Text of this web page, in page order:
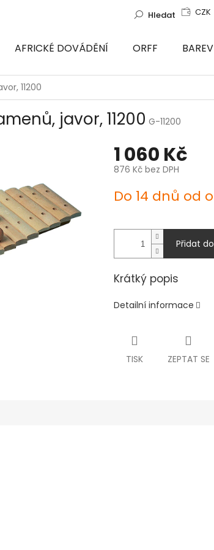
CZK
Hledat
AFRICKÉ DOVÁDĚNÍ ORFF
11200
javor, 11200 G-11200
1 060 Kč
876 Kč bez DPH
cena:
Do 14 dnů od
Přidat
Krátký popis
Detailní informace
TISK ZEPTAT SE